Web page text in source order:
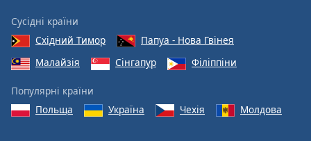
Сусідні країни
Східний Тимор
Папуа - Нова Гвінея
Малайзія
Сінгапур Філіппіни
Популярні країни
Польща
Україна Чехія Молдова